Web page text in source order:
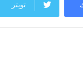
تويتر